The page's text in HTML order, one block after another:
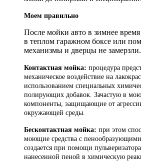
Моем правильно
После мойки авто в зимнее
в теплом гаражном боксе или
механизмы и дверцы не замерзли.
Контактная мойка: процедура
механическое воздействие на
использованием специальных
полирующих добавок. Зачастую в
компоненты, защищающие от
окружающей среды.
Бесконтактная мойка: при этом
моющие средства с
создается при помощи
нанесенной пеной в химическую